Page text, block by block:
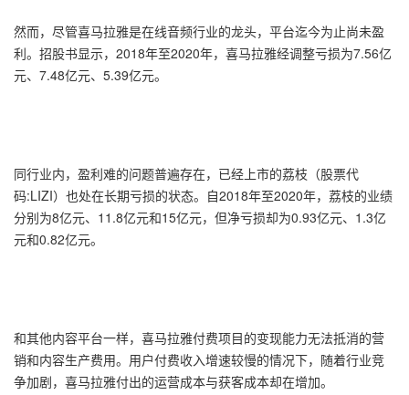
然而，尽管喜马拉雅是在线音频行业的龙头，平台迄今为止尚未盈
利。招股书显示，2018年至2020年，喜马拉雅经调整亏损为7.56亿
元、7.48亿元、5.39亿元。
同行业内，盈利难的问题普遍存在，已经上市的荔枝（股票代
码:LIZI）也处在长期亏损的状态。自2018年至2020年，荔枝的业绩
分别为8亿元、11.8亿元和15亿元，但净亏损却为0.93亿元、1.3亿
元和0.82亿元。
和其他内容平台一样，喜马拉雅付费项目的变现能力无法抵消的营
销和内容生产费用。用户付费收入增速较慢的情况下，随着行业竞
争加剧，喜马拉雅付出的运营成本与获客成本却在增加。